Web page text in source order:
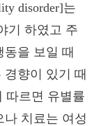
disorder]는
기 하였고 주
을 보일 때
향이 있기 때
따르면 유별률
치료는 여성